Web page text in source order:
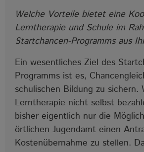
Welche Vorteile bietet eine
Lerntherapie und Schule im
Startchancen-Programms aus
Ein wesentliches Ziel des
Programms ist es,
schulischen Bildung zu sichern.
Lerntherapie nicht selbst
bisher eigentlich nur die
örtlichen Jugendamt einen
Kostenübernahme zu stellen.